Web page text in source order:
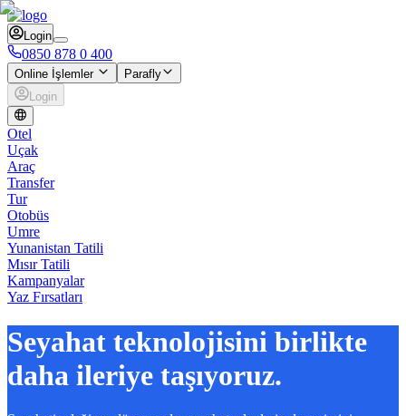
Login
0850 878 0 400
Online İşlemler
Parafly
Login
Otel
Uçak
Araç
Transfer
Tur
Otobüs
Umre
Yunanistan Tatili
Mısır Tatili
Kampanyalar
Yaz Fırsatları
Seyahat teknolojisini birlikte
daha ileriye taşıyoruz.